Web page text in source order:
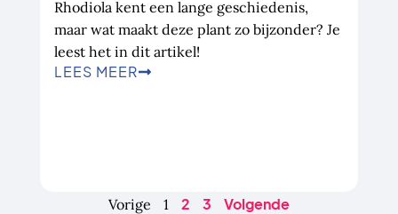
Rhodiola kent een lange geschiedenis,
maar wat maakt deze plant zo bijzonder? Je
leest het in dit artikel!
LEES MEER
Vorige 1 2 3 Volgende